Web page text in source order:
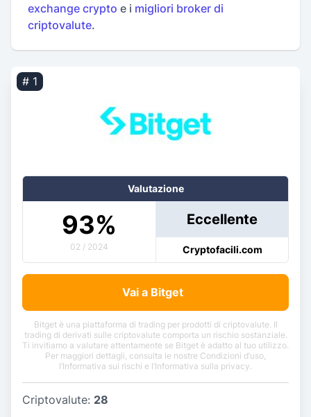
exchange crypto e i migliori broker di
criptovalute.
# 1
Valutazione
93%
02 / 2024
Eccellente
Cryptofacili.com
Vai a Bitget
Bitget è una piattaforma di trading per prodotti di criptovalute. Il
trading di derivati sulle criptovalute comporta un rischio sostanziale.
Ti invitiamo a valutare attentamente se Bitget è adatto al tuo utilizzo.
Per maggiori dettagli, consulta le nostre Condizioni d’uso,
l’Informativa sui rischi e l’Informativa sulla privacy.
Criptovalute: 28